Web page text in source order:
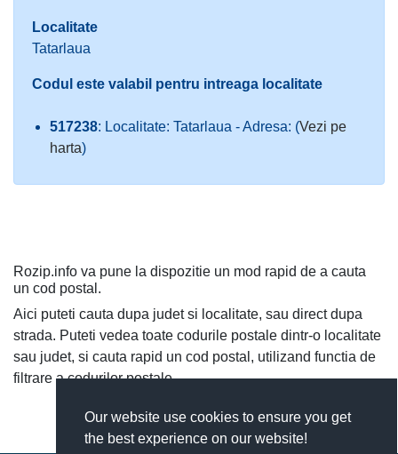
Our website use cookies to ensure you get
the best experience on our website!
Localitate
Tatarlaua
Codul este valabil pentru intreaga localitate
517238: Localitate: Tatarlaua - Adresa: (Vezi pe
harta)
Rozip.info va pune la dispozitie un mod rapid de a cauta
un cod postal.
Aici puteti cauta dupa judet si localitate, sau direct dupa
strada. Puteti vedea toate codurile postale dintr-o localitate
sau judet, si cauta rapid un cod postal, utilizand functia de
filtrare a codurilor postale.